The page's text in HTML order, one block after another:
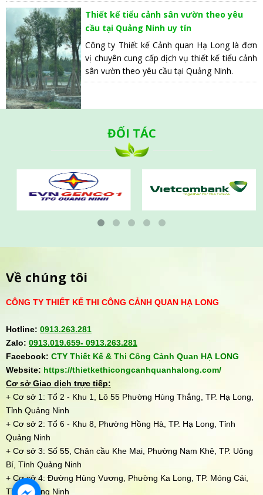
Thiết kế tiểu cảnh sân vườn theo yêu
cầu tại Quảng Ninh uy tín
Công ty Thiết kế Cảnh quan Hạ Long là đơn
vị chuyên cung cấp dịch vụ thiết kế tiểu cảnh
sân vườn theo yêu cầu tại Quảng Ninh.
ĐỐI TÁC
Về chúng tôi
CÔNG TY THIẾT KẾ THI CÔNG CẢNH QUAN HẠ LONG
Hotline: 0913.263.281
Zalo: 0913.019.659- 0913.263.281
Facebook: CTY Thiết Kế & Thi Công Cảnh Quan HẠ LONG
Website: https://thietkethicongcanhquanhalong.com/
Cơ sở Giao dịch trực tiếp:
+ Cơ sở 1: Tổ 2 - Khu 1, Lô 55 Phường Hùng Thắng, TP. Hạ Long,
Tỉnh Quảng Ninh
+ Cơ sở 2: Tổ 6 - Khu 8, Phường Hồng Hà, TP. Hạ Long, Tỉnh
Quảng Ninh
+ Cơ sở 3: Số 55, Chân cầu Khe Mai, Phường Nam Khê, TP. Uông
Bí, Tỉnh Quảng Ninh
+ Cơ sở 4: Đường Hùng Vương, Phường Ka Long, TP. Móng Cái,
Tỉnh Quảng Ninh